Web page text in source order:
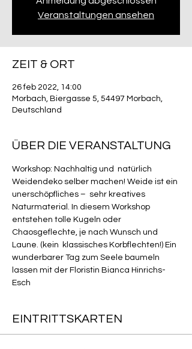
Veranstaltungen ansehen
ZEIT & ORT
26 feb 2022, 14:00
Morbach, Biergasse 5, 54497 Morbach,
Deutschland
ÜBER DIE VERANSTALTUNG
Workshop: Nachhaltig und  natürlich
Weidendeko selber machen! Weide ist ein
unerschöpfliches –  sehr kreatives
Naturmaterial. In diesem Workshop
entstehen tolle Kugeln oder
Chaosgeflechte, je nach Wunsch und
Laune. (kein  klassisches Korbflechten!) Ein
wunderbarer Tag zum Seele baumeln
lassen mit der Floristin Bianca Hinrichs-
Esch
EINTRITTSKARTEN